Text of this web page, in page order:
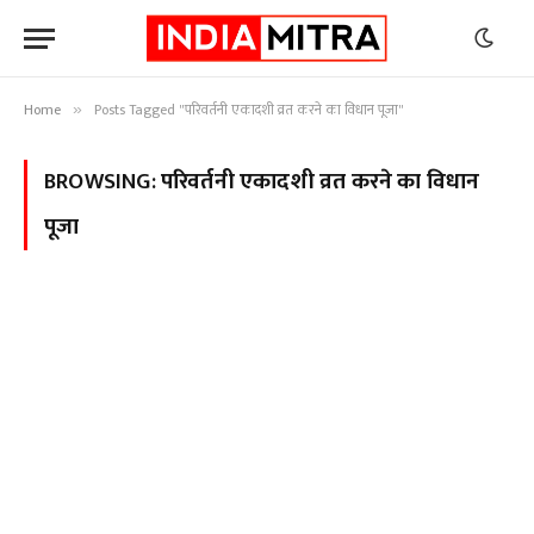
Home » Posts Tagged "परिवर्तनी एकादशी व्रत करने का विधान पूजा"
BROWSING:परिवर्तनी एकादशी व्रत करने का विधान
पूजा